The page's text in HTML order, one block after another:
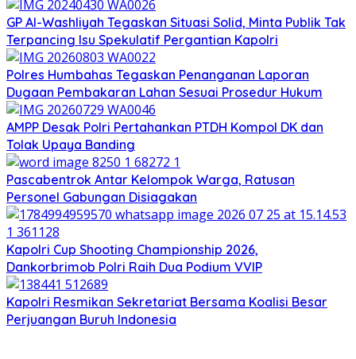
GP Al-Washliyah Tegaskan Situasi Solid, Minta Publik Tak
Terpancing Isu Spekulatif Pergantian Kapolri
Polres Humbahas Tegaskan Penanganan Laporan
Dugaan Pembakaran Lahan Sesuai Prosedur Hukum
AMPP Desak Polri Pertahankan PTDH Kompol DK dan
Tolak Upaya Banding
Pascabentrok Antar Kelompok Warga, Ratusan
Personel Gabungan Disiagakan
Kapolri Cup Shooting Championship 2026,
Dankorbrimob Polri Raih Dua Podium VVIP
Kapolri Resmikan Sekretariat Bersama Koalisi Besar
Perjuangan Buruh Indonesia